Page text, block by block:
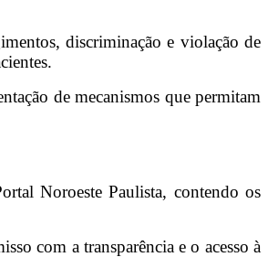
discriminação e violação de
de mecanismos que permitam
Noroeste Paulista, contendo os
com a transparência e o acesso à